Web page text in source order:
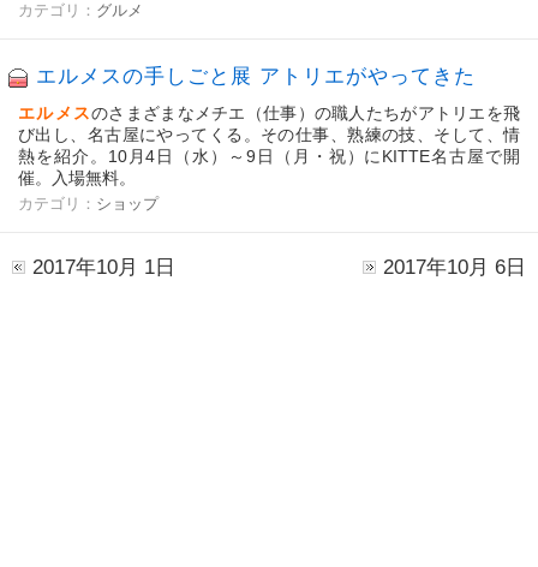
カテゴリ： グルメ
エルメスの手しごと展 アトリエがやってきた
エルメスのさまざまなメチエ（仕事）の職人たちがアトリエを飛
び出し、名古屋にやってくる。その仕事、熟練の技、そして、情
熱を紹介。10月4日（水）～9日（月・祝）にKITTE名古屋で開
催。入場無料。
カテゴリ： ショップ
2017年10月 1日 2017年10月 6日